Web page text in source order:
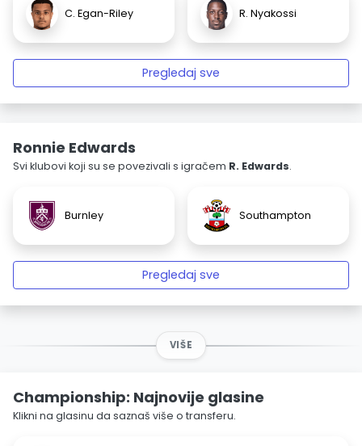
C. Egan-Riley R. Nyakossi
Pregledaj sve
Ronnie Edwards
Svi klubovi koji su se povezivali s igračem R. Edwards.
Burnley Southampton
Pregledaj sve
VIŠE
Championship: Najnovije glasine
Klikni na glasinu da saznaš više o transferu.